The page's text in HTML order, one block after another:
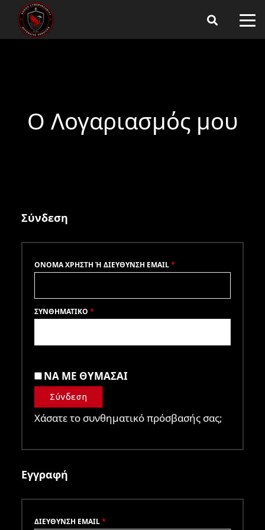
Ο Λογαριασμός μου
Σύνδεση
ΌΝΟΜΑ ΧΡΉΣΤΗ Ή ΔΙΕΎΘΥΝΣΗ EMAIL*
ΣΥΝΘΗΜΑΤΙΚΌ *
ΝΑ ΜΕ ΘΥΜΆΣΑΙ
Σύνδεση
Χάσατε το συνθηματικό πρόσβασής σας;
Εγγραφή
ΔΙΕΎΘΥΝΣΗ EMAIL*